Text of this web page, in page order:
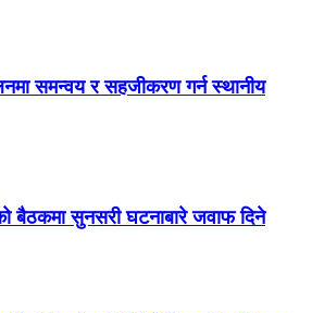
समन्वय र सहजीकरण गर्न स्थानीय
बैठकमा सुनसरी घटनाबारे जवाफ दिने